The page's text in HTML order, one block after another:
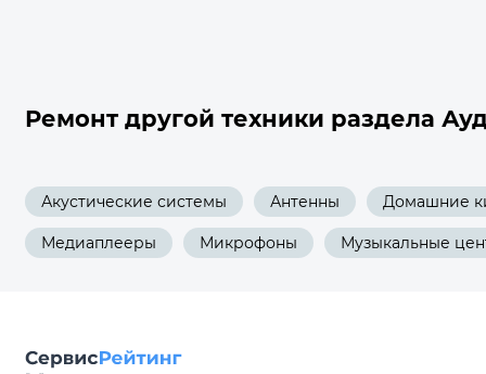
Ремонт другой техники раздела
Акустические системы Антенны Домашние
Медиаплееры Микрофоны Музыкальные